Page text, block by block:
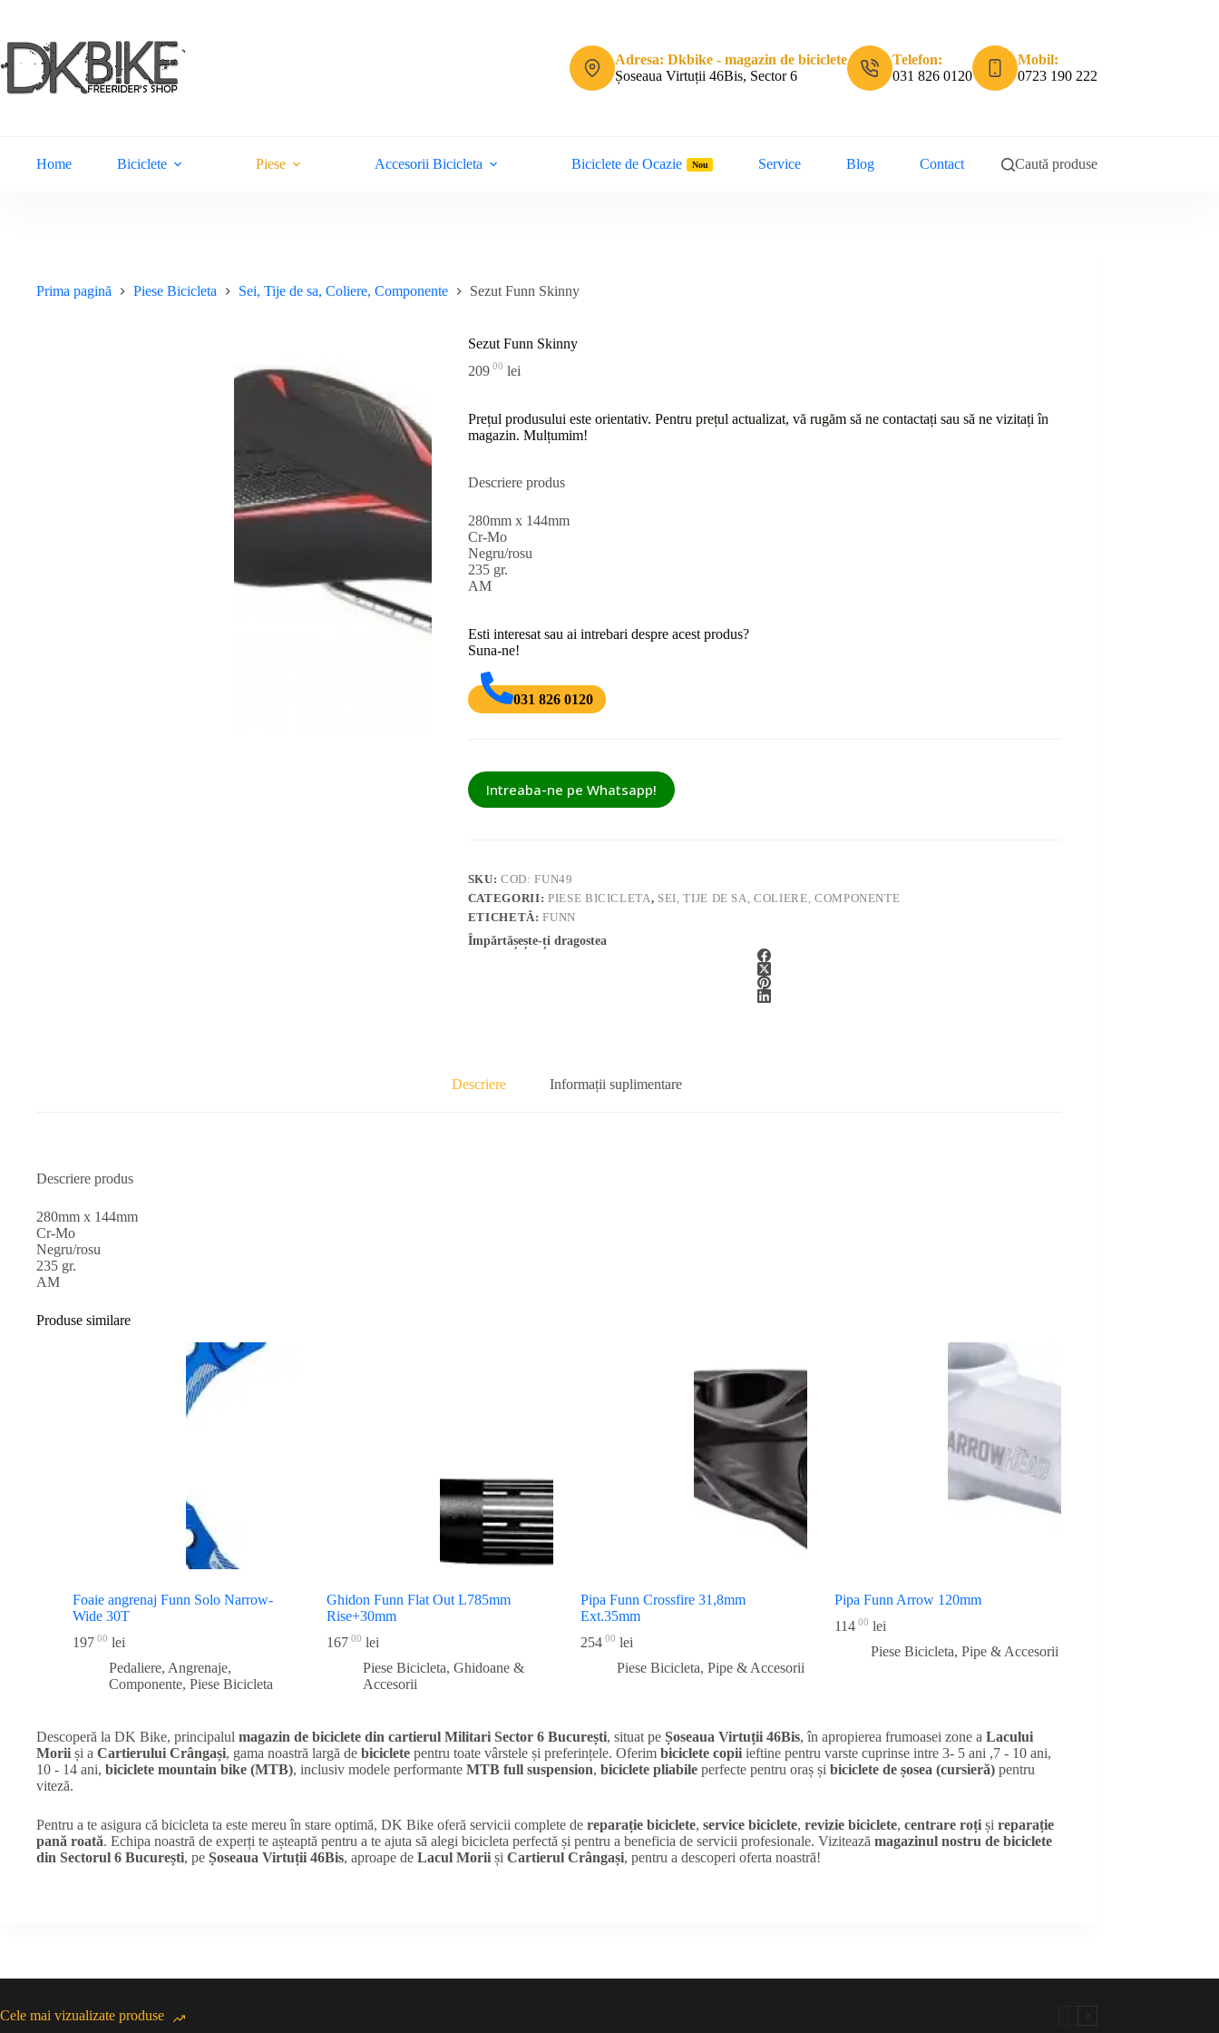
conținut
Adresa: Dkbike - magazin de biciclete
Șoseaua Virtuții 46Bis, Sector 6
Telefon:
031 826 0120
Mobil:
0723 190 222
Home Biciclete Piese Accesorii Bicicleta Biciclete de Ocazie Nou Service Blog Contact Caută produse
Prima pagină Piese Bicicleta Sei, Tije de sa, Coliere, Componente Sezut Funn Skinny
Sezut Funn Skinny
209 00 lei
Prețul produsului este orientativ. Pentru prețul actualizat, vă rugăm să ne contactați sau să ne vizitați în
magazin. Mulțumim!
Descriere produs
280mm x 144mm
Cr-Mo
Negru/rosu
235 gr.
AM
Esti interesat sau ai intrebari despre acest produs?
Suna-ne!
031 826 0120
Intreaba-ne pe Whatsapp!
SKU:COD: FUN49
CATEGORII: PIESE BICICLETA, SEI, TIJE DE SA, COLIERE, COMPONENTE
ETICHETĂ:FUNN
Împărtășește-ți dragostea
Descriere Informații suplimentare
Descriere produs
280mm x 144mm
Cr-Mo
Negru/rosu
235 gr.
AM
Produse similare
Foaie angrenaj Funn Solo Narrow-
Wide 30T
197 00 lei
Pedaliere, Angrenaje,
Componente, Piese Bicicleta
Ghidon Funn Flat Out L785mm
Rise+30mm
16700 lei
Piese Bicicleta, Ghidoane &
Accesorii
Pipa Funn Crossfire 31,8mm
Ext.35mm
254 00 lei
Piese Bicicleta, Pipe & Accesorii
Pipa Funn Arrow 120mm
114 00 lei
Piese Bicicleta, Pipe & Accesorii
Descoperă la DK Bike, principalul magazin de biciclete din cartierul Militari Sector 6 București, situat pe Șoseaua Virtuții 46Bis, în apropierea frumoasei zone a Lacului
Morii și a Cartierului Crângași, gama noastră largă de biciclete pentru toate vârstele și preferințele. Oferim biciclete copii ieftine pentru varste cuprinse intre 3- 5 ani ,7 - 10 ani,
10 - 14 ani, biciclete mountain bike (MTB), inclusiv modele performante MTB full suspension, biciclete pliabile perfecte pentru oraș și biciclete de șosea (cursieră) pentru
viteză.
Pentru a te asigura că bicicleta ta este mereu în stare optimă, DK Bike oferă servicii complete de reparație biciclete, service biciclete, revizie biciclete, centrare roți și reparație
pană roată. Echipa noastră de experți te așteaptă pentru a te ajuta să alegi bicicleta perfectă și pentru a beneficia de servicii profesionale. Vizitează magazinul nostru de biciclete
din Sectorul 6 București, pe Șoseaua Virtuții 46Bis, aproape de Lacul Morii și Cartierul Crângași, pentru a descoperi oferta noastră!
Cele mai vizualizate produse